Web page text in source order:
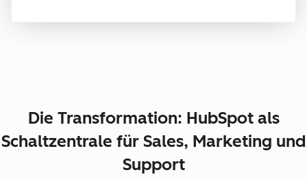
Die Transformation: HubSpot als
Schaltzentrale für Sales, Marketing und
Support